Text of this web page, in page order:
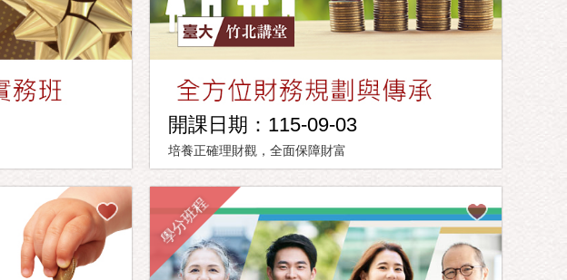
開課日期：115-09-03
培養正確理財觀，全面保障財富
學分班程